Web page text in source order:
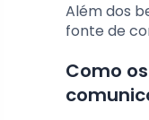
Além dos
fonte de
Como